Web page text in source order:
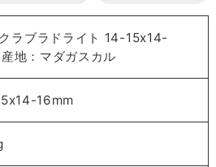
ラブラドライト 14-15x14-
地：マダガスカル
16mm